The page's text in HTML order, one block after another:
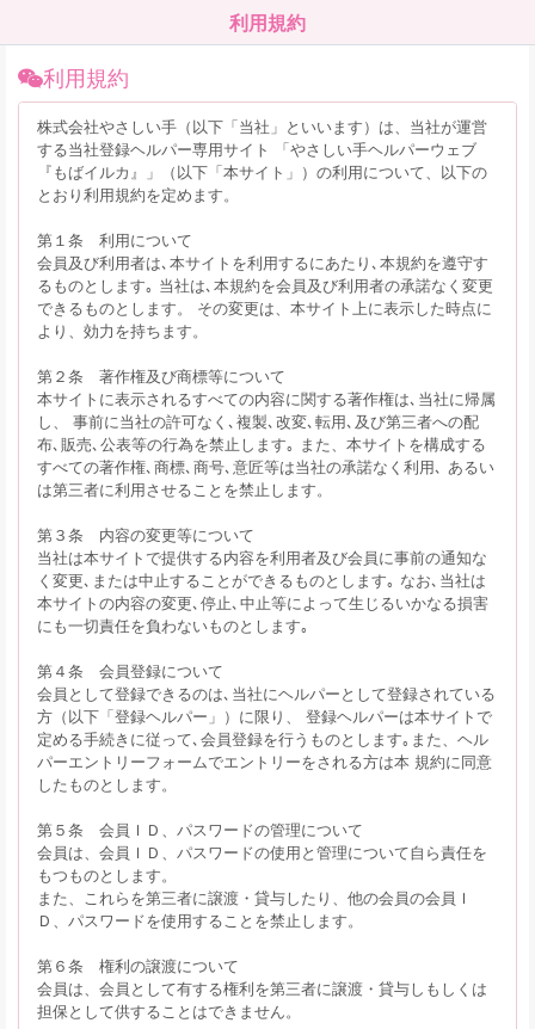
利用規約
利用規約
株式会社やさしい手（以下「当社」といいます）は、当社が運営
する当社登録ヘルパー専用サイト 「やさしい手ヘルパーウェブ
『もばイルカ』」（以下「本サイト」）の利用について、以下の
とおり利用規約を定めます。
第１条 利用について
会員及び利用者は､本サイトを利用するにあたり､本規約を遵守す
るものとします｡ 当社は､本規約を会員及び利用者の承諾なく変更
できるものとします。 その変更は、本サイト上に表示した時点に
より、効力を持ちます。
第２条 著作権及び商標等について
本サイトに表示されるすべての内容に関する著作権は､当社に帰属
し、 事前に当社の許可なく､複製､改変､転用､及び第三者への配
布､販売､公表等の行為を禁止します｡ また、本サイトを構成する
すべての著作権､商標､商号､意匠等は当社の承諾なく利用､ あるい
は第三者に利用させることを禁止します。
第３条 内容の変更等について
当社は本サイトで提供する内容を利用者及び会員に事前の通知な
く変更､または中止することができるものとします｡ なお､当社は
本サイトの内容の変更､停止､中止等によって生じるいかなる損害
にも一切責任を負わないものとします｡
第４条 会員登録について
会員として登録できるのは､当社にヘルパーとして登録されている
方（以下「登録ヘルパー」）に限り、 登録ヘルパーは本サイトで
定める手続きに従って､会員登録を行うものとします｡また、ヘル
パーエントリーフォームでエントリーをされる方は本 規約に同意
したものとします。
第５条 会員ＩＤ、パスワードの管理について
会員は、会員ＩＤ、パスワードの使用と管理について自ら責任を
もつものとします。
また、これらを第三者に譲渡・貸与したり、他の会員の会員Ｉ
Ｄ、パスワードを使用することを禁止します。
第６条 権利の譲渡について
会員は、会員として有する権利を第三者に譲渡・貸与しもしくは
担保として供することはできません。